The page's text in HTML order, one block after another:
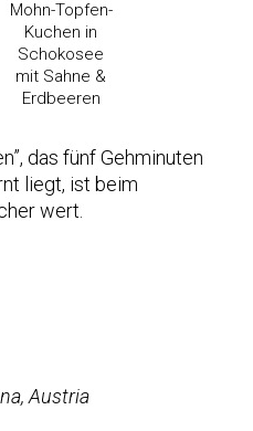
Mohn-Topfen-
Kuchen in
Schokosee
mit Sahne &
Erdbeeren
das fünf Gehminuten
liegt, ist beim
wert.
Austria